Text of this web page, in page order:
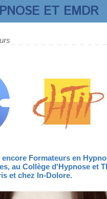
ET EMDR
Formateurs en
au Collège d'Hypnose et
et chez In-Dolore.